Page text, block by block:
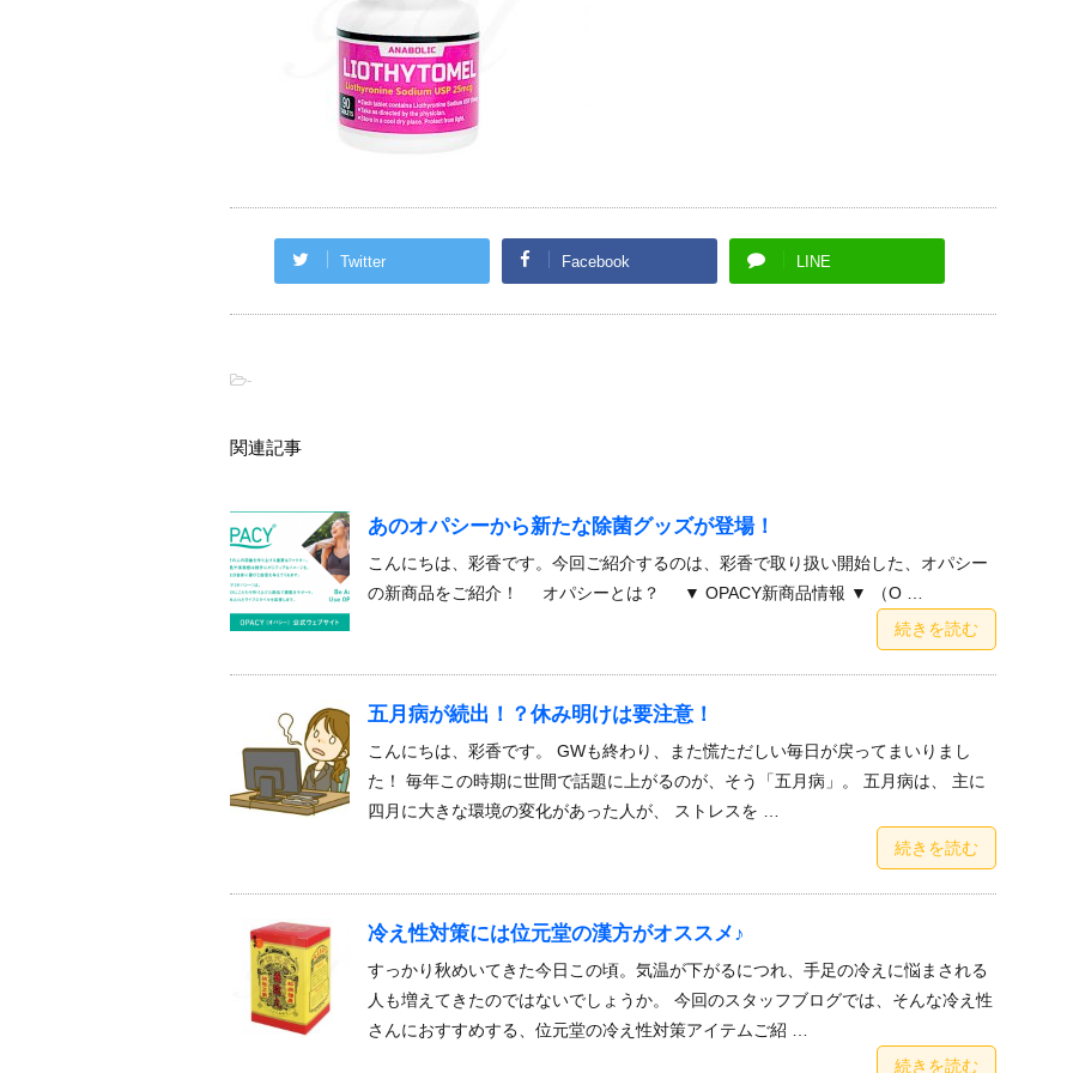
Twitter Facebook LINE
-
関連記事
あのオパシーから新たな除菌グッズが登場！
こんにちは、彩香です。今回ご紹介するのは、彩香で取り扱い開始した、オパシー
の新商品をご紹介！ オパシーとは？ ▼ OPACY新商品情報 ▼ （O …
続きを読む
五月病が続出！？休み明けは要注意！
こんにちは、彩香です。 GWも終わり、また慌ただしい毎日が戻ってまいりまし
た！ 毎年この時期に世間で話題に上がるのが、そう「五月病」。 五月病は、 主に
四月に大きな環境の変化があった人が、 ストレスを …
続きを読む
冷え性対策には位元堂の漢方がオススメ♪
すっかり秋めいてきた今日この頃。気温が下がるにつれ、手足の冷えに悩まされる
人も増えてきたのではないでしょうか。 今回のスタッフブログでは、そんな冷え性
さんにおすすめする、位元堂の冷え性対策アイテムご紹 …
続きを読む